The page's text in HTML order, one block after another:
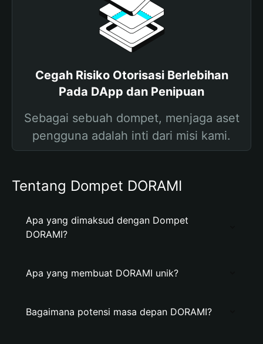
Cegah Risiko Otorisasi Berlebihan
Pada DApp dan Penipuan
Sebagai sebuah dompet, menjaga aset
pengguna adalah inti dari misi kami.
Tentang Dompet DORAMI
Apa yang dimaksud dengan Dompet
DORAMI?
Apa yang membuat DORAMI unik?
Bagaimana potensi masa depan DORAMI?